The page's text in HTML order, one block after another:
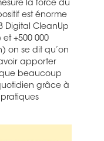
la force du
est énorme
Digital CleanUp
+500 000
on se dit qu’on
apporter
que beaucoup
grâce à